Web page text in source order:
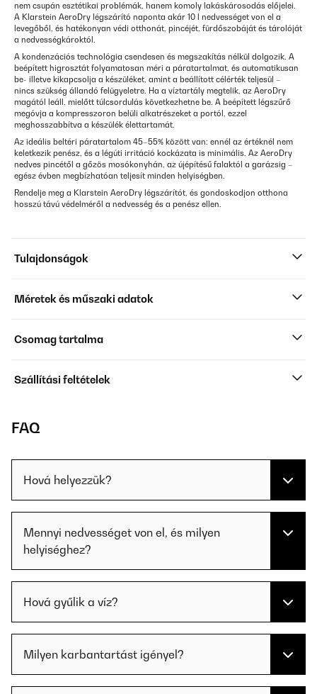
nem csupán esztétikai problémák, hanem komoly lakáskárosodás előjelei.
A Klarstein AeroDry légszárító naponta akár 10 l nedvességet von el a
levegőből, és hatékonyan védi otthonát, pincéjét, fürdőszobáját és tárolóját
a nedvességkároktól.
A kondenzációs technológia csendesen és megszakítás nélkül dolgozik. A
beépített higrosztát folyamatosan méri a páratartalmat, és automatikusan
be- illetve kikapcsolja a készüléket, amint a beállított célérték teljesül –
nincs szükség állandó felügyeletre. Ha a víztartály megtelik, az AeroDry
magától leáll, mielőtt túlcsordulás következhetne be. A beépített légszűrő
megóvja a kompresszoron belüli alkatrészeket a portól, ezzel
meghosszabbítva a készülék élettartamát.
Az ideális beltéri páratartalom 45–55% között van: ennél az értéknél nem
keletkezik penész, és a légúti irritáció kockázata is minimális. Az AeroDry
nedves pincétől a gőzös mosókonyhán, az újépítésű falaktól a garázsig –
egész évben megbízhatóan teljesít minden helyiségben.
Rendelje meg a Klarstein AeroDry légszárítót, és gondoskodjon otthona
hosszú távú védelméről a nedvesség és a penész ellen.
Tulajdonságok
Méretek és műszaki adatok
Csomag tartalma
Szállítási feltételek
FAQ
Hová helyezzük?
Mennyi nedvességet von el, és milyen
helyiséghez?
Hová gyűlik a víz?
Milyen karbantartást igényel?